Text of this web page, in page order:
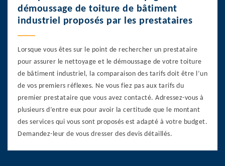
démoussage de toiture de bâtiment
industriel proposés par les prestataires
Lorsque vous êtes sur le point de rechercher un prestataire
pour assurer le nettoyage et le démoussage de votre toiture
de bâtiment industriel, la comparaison des tarifs doit être l’un
de vos premiers réflexes. Ne vous fiez pas aux tarifs du
premier prestataire que vous avez contacté. Adressez-vous à
plusieurs d’entre eux pour avoir la certitude que le montant
des services qui vous sont proposés est adapté à votre budget.
Demandez-leur de vous dresser des devis détaillés.